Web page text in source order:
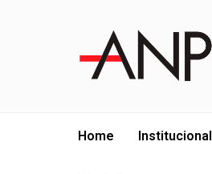
Home Institucional